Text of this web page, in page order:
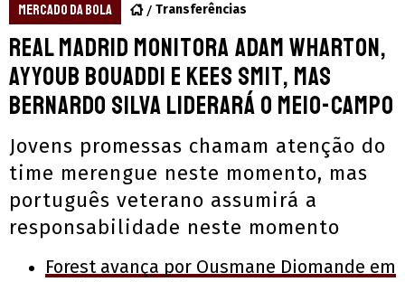
MERCADO DA BOLA Transferências
Real Madrid monitora Adam Wharton,
Ayyoub Bouaddi e Kees Smit, mas
Bernardo Silva liderará o meio-campo
Jovens promessas chamam atenção do
time merengue neste momento, mas
português veterano assumirá a
responsabilidade neste momento
Forest avança por Ousmane Diomande em